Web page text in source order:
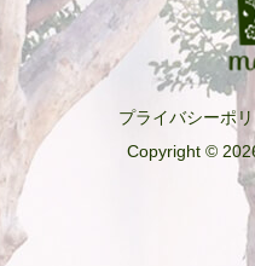
プライバシーポ
Copyright ©